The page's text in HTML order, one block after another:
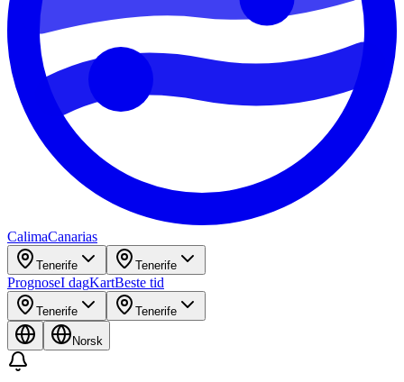
CalimaCanarias
Tenerife Tenerife
PrognoseI dagKartBeste tid
Tenerife Tenerife
Norsk